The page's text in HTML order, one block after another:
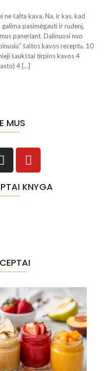
ne šalta kava. Na, ir kas, kad
pasimėgauti ir rudenį,
paneriant. Dalinuosi nuo
šaltos kavos receptu. 10
šaukštai tirpios kavos 4
4 […]
MUS
KNYGA